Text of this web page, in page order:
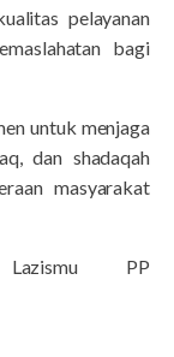
pelayanan
bagi
untuk menjaga
dan shadaqah
masyarakat
PP